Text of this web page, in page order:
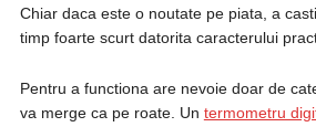
Chiar daca este o noutate pe piata, a
timp foarte scurt datorita caracterului
Pentru a functiona are nevoie doar de
va merge ca pe roate. Un termometru